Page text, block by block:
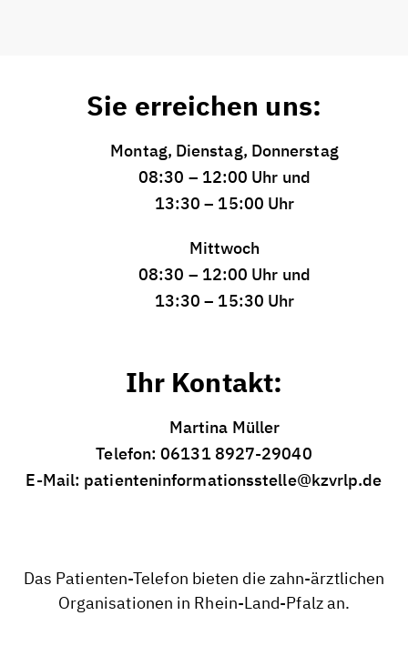
Sie erreichen uns:
Montag, Dienstag, Donnerstag
08:30 – 12:00 Uhr und
13:30 – 15:00 Uhr
Mittwoch
08:30 – 12:00 Uhr und
13:30 – 15:30 Uhr
Ihr Kontakt:
Martina Müller
Telefon: 06131 8927-29040
E-Mail: patienteninformationsstelle@kzvrlp.de
Das Patienten-Telefon bieten die zahn-ärztlichen
Organisationen in Rhein-Land-Pfalzan.